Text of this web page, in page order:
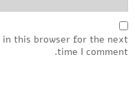
in this browser for the next
time I comment.